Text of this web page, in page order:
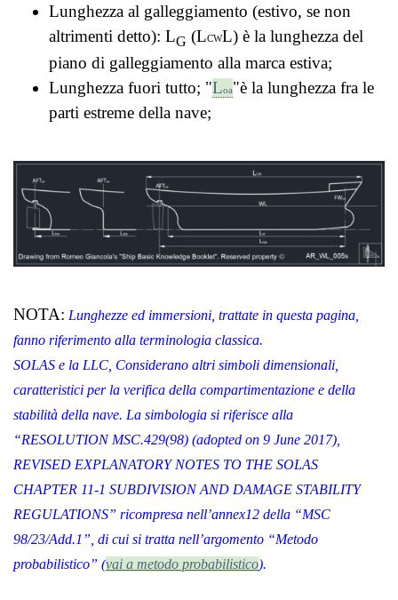
Lunghezza al galleggiamento (estivo, se non
altrimenti detto): LG (LCWL) è la lunghezza del
piano di galleggiamento alla marca estiva;
Lunghezza fuori tutto; "Loa"è la lunghezza fra le
parti estreme della nave;
NOTA: Lunghezze ed immersioni, trattate in questa pagina,
fanno riferimento alla terminologia classica.
SOLAS e la LLC, Considerano altri simboli dimensionali,
caratteristici per la verifica della compartimentazione e della
stabilità della nave. La simbologia si riferisce alla
“RESOLUTION MSC.429(98) (adopted on 9 June 2017),
REVISED EXPLANATORY NOTES TO THE SOLAS
CHAPTER 11-1 SUBDIVISION AND DAMAGE STABILITY
REGULATIONS” ricompresa nell’annex12 della “MSC
98/23/Add.1”, di cui si tratta nell’argomento “Metodo
probabilistico” (vai a metodo probabilistico).